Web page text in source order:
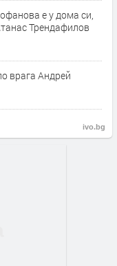
е у дома си,
Трендафилов
врага Андрей
ivo.bg